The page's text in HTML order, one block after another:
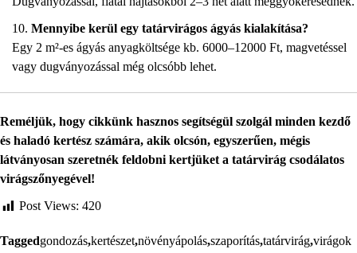
Mennyibe kerül egy tatárvirágos ágyás kialakítása?
Egy 2 m²-es ágyás anyagköltsége kb. 6000–12000 Ft, magvetéssel
vagy dugványozással még olcsóbb lehet.
Reméljük, hogy cikkünk hasznos segítségül szolgál minden kezdő
és haladó kertész számára, akik olcsón, egyszerűen, mégis
látványosan szeretnék feldobni kertjüket a tatárvirág csodálatos
virágszőnyegével!
Post Views: 420
Taggedgondozás,kertészet,növényápolás,szaporítás,tatárvirág,virágok